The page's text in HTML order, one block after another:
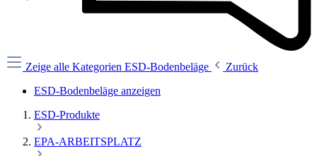
Zeige alle Kategorien ESD-Bodenbeläge
Zurück
ESD-Bodenbeläge anzeigen
ESD-Produkte
EPA-ARBEITSPLATZ